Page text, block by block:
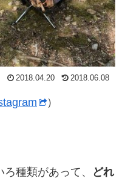
2018.04.20 2018.06.08
）
種類があって、
どれ